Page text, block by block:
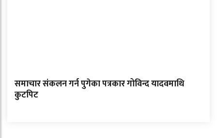
समाचार संकलन गर्न पुगेका पत्रकार गोविन्द यादवमाथि
कुटपिट